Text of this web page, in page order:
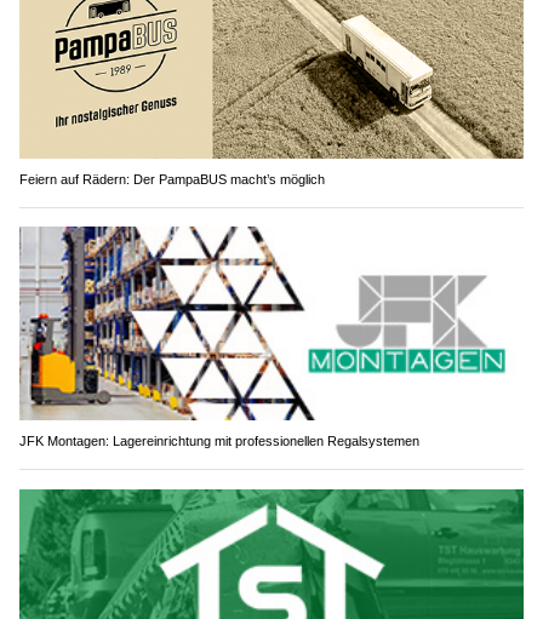
Feiern auf Rädern: Der PampaBUS macht’s möglich
JFK Montagen: Lagereinrichtung mit professionellen Regalsystemen